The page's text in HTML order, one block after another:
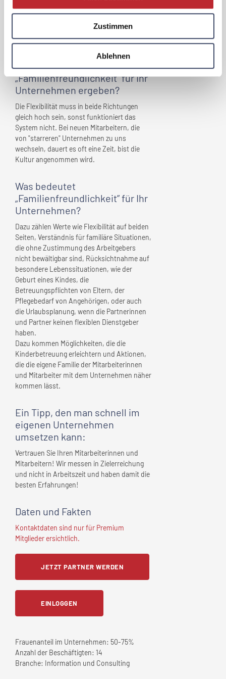
Zustimmen
Ablehnen
und Geschäftsleitung haben einen hohen
Welche Herausforderungen
haben sich im Zuge der
„Familienfreundlichkeit” fürIhr
Unternehmen ergeben?
Die Flexibilität muss in beide Richtungen
gleich hoch sein, sonst funktioniert das
System nicht. Bei neuen Mitarbeitern, die
von "starreren" Unternehmen zu uns
wechseln, dauert es oft eine Zeit, bist die
Kultur angenommen wird.
Was bedeutet
„Familienfreundlichkeit” für Ihr
Unternehmen?
Dazu zählen Werte wie Flexibilität auf beiden
Seiten, Verständnis für familiäre Situationen,
die ohne Zustimmung des Arbeitgebers
nicht bewältigbar sind, Rücksichtnahme auf
besondere Lebenssituationen, wie der
Geburt eines Kindes, die
Betreuungspflichten von Eltern, der
Pflegebedarf von Angehörigen, oder auch
die Urlaubsplanung, wenn die Partnerinnen
und Partner keinen flexiblen Dienstgeber
haben.
Dazu kommen Möglichkeiten, die die
Kinderbetreuung erleichtern und Aktionen,
die die eigene Familie der Mitarbeiterinnen
und Mitarbeiter mit dem Unternehmen näher
kommen lässt.
Ein Tipp, den man schnell im
eigenen Unternehmen
umsetzen kann:
Vertrauen Sie Ihren Mitarbeiterinnen und
Mitarbeitern! Wir messen in Zielerreichung
und nicht in Arbeitszeit und haben damit die
besten Erfahrungen!
Daten und Fakten
Kontaktdaten sind nur für Premium
Mitglieder ersichtlich.
JETZT PARTNER WERDEN
EINLOGGEN
Frauenanteil im Unternehmen: 50-75%
Anzahl der Beschäftigten: 14
Branche: Information und Consulting